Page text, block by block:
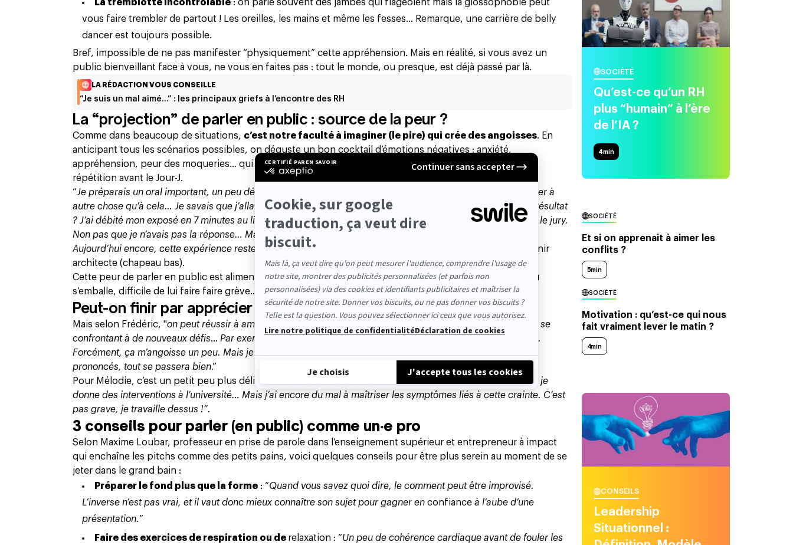
La tremblotte incontrôlable : on parle souvent des jambes qui flageolent mais la glossophobie peut
vous faire trembler de partout ! Les oreilles, les mains et même les fesses… Remarque, une carrière de belly
dancer est toujours possible.
Bref, impossible de ne pas manifester “physiquement” cette appréhension. Mais en réalité, si vous avez un
public bienveillant face à vous, ne vous en faites pas : tout le monde, ou presque, est déjà passé par là.
LA RÉDACTION VOUS CONSEILLE
“Je suis un mal aimé…” : les principaux griefs à l’encontre des RH
La “projection” de parler en public : source de la peur ?
Comme dans beaucoup de situations, c’est notre faculté à imaginer (le pire) qui crée des angoisses. En
anticipant tous les scénarios possibles, on déguste un bon cocktail d’émotions négatives : anxiété,
appréhension, peur des moqueries… qui se manifestent par des insomnies ou des heures effrénées de
répétition avant le Jour-J.
“Je préparais un oral important, un peu décisif pour mes études d’architecte. Impossible de dormir, de penser à
autre chose qu’à cela… Je savais que j’allais être devant un jury, mais aussi devant ma famille et mes amis. Résultat
? J’ai débité mon exposé en 7 minutes au lieu de 15 et je n’ai pas su répondre à une seule question posée par le jury.
Non pas que je n’avais pas la réponse… Mais mon corps s’était momifié, impossible de prononcer un mot !
Aujourd’hui encore, cette expérience reste traumatisante
” avoue Frédéric, qui a quand même réussi à devenir
architecte (chapeau bas).
Cette peur de parler en public est alimentée par tout ce qu’on en projette avant. Et lorsquenotre cerveau
s’emballe, difficile de lui faire faire grève…
Peut-on finir par apprécier de parler en public ?
Mais selon Frédéric, "on peut réussir à amoindrir cette peur".
“En s’entraînant, en pratiquant, en se
confrontant à de nouveaux défis… Par exemple, je donne un cours devant des étudiants dans quelques jours.
Forcément, ça m’angoisse un peu. Mais je m’y suis préparé et je suis sûr que, une fois les premiers mots
prononcés, tout se passera bien.”
Pour Mélodie, c’est un petit peu plus délicat…
“Je sors de ma zone de confort : je participe à des podcasts, je
donne des interventions à l’université… Mais j’ai encore du mal à maîtriser les symptômes liés à cette crainte. C’est
pas grave, je travaille dessus !”.
3 conseils pour parler (en public) comme un‧e pro
Selon Maxime Loubar, professeur en prise de parole dans l’enseignement supérieur et entrepreneur à impact
qui enchaîne les pitchs comme des petits pains, voici quelques conseils pour être plus serein au moment de se
jeter dans le grand bain :
Préparer le fond plus que la forme : “Quand vous savez quoi dire, le comment peut être improvisé.
L’inverse n’est pas vrai, et il vaut donc mieux connaître son sujet pour gagner en confiance à l’aube d’une
présentation.”
Faire des exercices de respiration ou de relaxation : “Un peu de cohérence cardiaque avant de fouler les
SOCIÉTÉ
Qu’est-ce qu’un RH
plus “humain” à l’ère
de l’IA ?
4min
SOCIÉTÉ
Et si on apprenait à aimer les
conflits ?
5min
SOCIÉTÉ
Motivation : qu’est-ce qui nous
fait vraiment lever le matin ?
4min
CONSEILS
Leadership
Situationnel :